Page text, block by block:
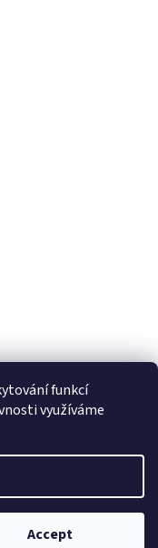
funkcí
využíváme
Accept
reserved.Edit cookie